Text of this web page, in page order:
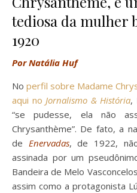
tediosa da mulher
1920
Por Natália Huf
No perfil sobre Madame
aqui no Jornalismo & História,
“se pudesse, ela não
Chrysanthème”. De fato, a
de Enervadas, de 1922,
assinada por um
Bandeira de Melo
assim como a protagonista